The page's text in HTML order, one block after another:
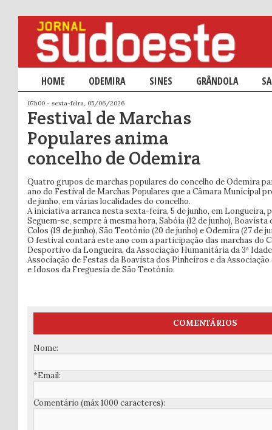
Menu principal
SALTAR PARA O CONTEÚDO PRIMÁRIO
SALTAR PARA O CONTEÚDO SECUNDÁRIO
HOME ODEMIRA SINES GRÂNDOLA
07h00 - sexta-feira, 05/06/2026
Festival de Marchas
Populares anima
concelho de Odemira
Quatro grupos de marchas populares do concelho de Odemira
ano do Festival de Marchas Populares que a Câmara Municipal
de junho, em várias localidades do concelho.
A iniciativa arranca nesta sexta-feira, 5 de junho, em Longueira,
Seguem-se, sempre à mesma hora, Sabóia (12 de junho), Boavista
Colos (19 de junho), São Teotónio (20 de junho) e Odemira (27 de
O festival contará este ano com a participação das marchas do
Desportivo da Longueira, da Associação Humanitária da 3ª Idade
Associação de Festas da Boavista dos Pinheiros e da
e Idosos da Freguesia de São Teotónio.
COMENTÁRIOS
Nome:
*Email:
Comentário (máx 1000 caracteres):